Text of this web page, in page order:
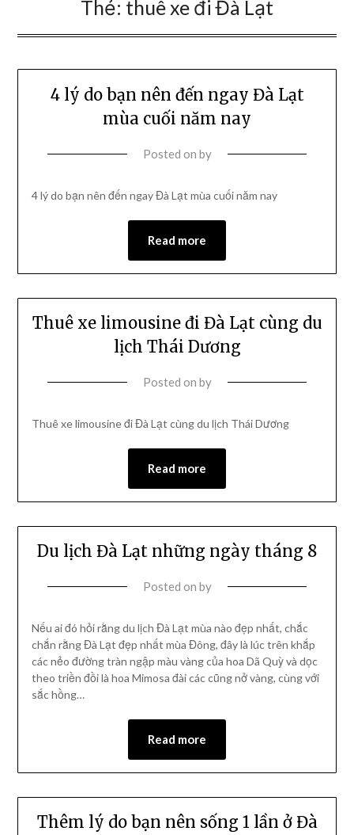
Thẻ: thuê xe đi Đà Lạt
4 lý do bạn nên đến ngay Đà Lạt
mùa cuối năm nay
Posted on by
4 lý do bạn nên đến ngay Đà Lạt mùa cuối năm nay
Read more
Thuê xe limousine đi Đà Lạt cùng du
lịch Thái Dương
Posted on by
Thuê xe limousine đi Đà Lạt cùng du lịch Thái Dương
Read more
Du lịch Đà Lạt những ngày tháng 8
Posted on by
Nếu ai đó hỏi rằng du lịch Đà Lạt mùa nào đẹp nhất, chắc
chắn rằng Đà Lạt đẹp nhất mùa Đông, đây là lúc trên khắp
các nẻo đường tràn ngập màu vàng của hoa Dã Quỳ và dọc
theo triền đồi là hoa Mimosa đài các cũng nở vàng, cùng với
sắc hồng…
Read more
Thêm lý do bạn nên sống 1 lần ở Đà